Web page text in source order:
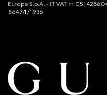
Europe S.p.A. - IT VAT nr
5647/I/1936